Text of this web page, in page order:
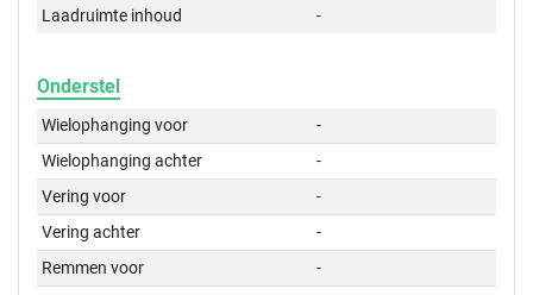
Laadruimte inhoud
-
Onderstel
Wielophanging voor
-
Wielophanging achter
-
Vering voor
-
Vering achter
-
Remmen voor
-